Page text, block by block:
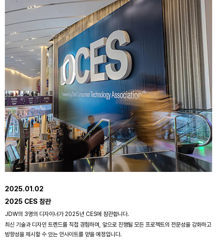
2025.01.02
2025 CES 참관
JDW의 3명의 디자이너가 2025년 CES에 참관합니다.
최신 기술과 디자인 트렌드를 직접 경험하며, 앞으로 진행될 모든 프로젝트의 전문성을 강화하고
방향성을 제시할 수 있는 인사이트를 얻을 예정입니다.